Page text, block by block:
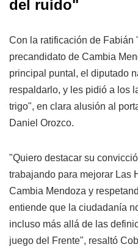
del ruido"
Con la ratificación de Fabián
precandidato de Cambia
principal puntal, el diputado
respaldarlo, y les pidió a los
trigo", en clara alusión al
Daniel Orozco.
"Quiero destacar su
trabajando para mejorar Las
Cambia Mendoza y
entiende que la ciudadanía
incluso más allá de las
juego del Frente", resaltó